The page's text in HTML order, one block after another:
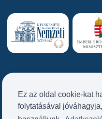
Ez az oldal cookie-kat
folytatásával
Próbatábla